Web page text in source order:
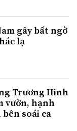
gây bất ngờ
lạ
Trương Hinh
vườn, hạnh
soái ca